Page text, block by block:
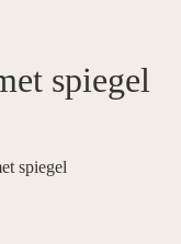
spiegel
spiegel